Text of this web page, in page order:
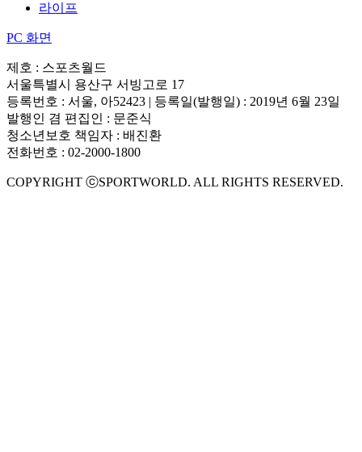
라이프
PC 화면
제호 : 스포츠월드
서울특별시 용산구 서빙고로 17
등록번호 : 서울, 아52423 | 등록일(발행일) : 2019년 6월 23일
발행인 겸 편집인 : 문준식
청소년보호 책임자 : 배진환
전화번호 : 02-2000-1800
COPYRIGHT ⓒSPORTWORLD. ALL RIGHTS RESERVED.